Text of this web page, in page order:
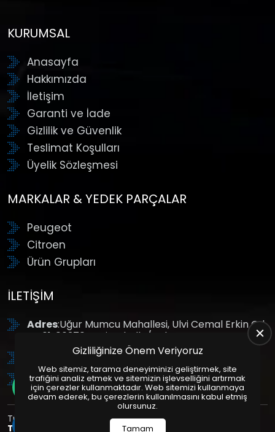
KURUMSAL
Anasayfa
Hakkımızda
İletişim
Garanti ve İade
Gizlilik ve Güvenlik
Teslimat Koşulları
Üyelik Sözleşmesi
MARKALAR & YEDEK PARÇALAR
Peugeot
Citroen
Ürün Grupları
İLETIŞIM
Adres:Uğur Mumcu Mahallesi, Ulvi Cemal Erkin Cd.
No:61, 06370 Yenimahalle/Ankara
: +90 (312) 354 8888
GSM: +90 (532) 343 4085
Tüm Hakları Saklıdır. | Bu site Us Yazılım
Tasarım
Paketleri ile Hazırlanmıştır. © 2025
Gizliliğinize Önem Veriyoruz
Web sitemiz, tarama deneyiminizi geliştirmek, site
trafiğini analiz etmek ve sitemizin işlevselliğini artırmak
için çerezler kullanmaktadır. Web sitemizi kullanmaya
devam ederek, bu çerezlerin kullanılmasını kabul etmiş
olursunuz.
Tamam